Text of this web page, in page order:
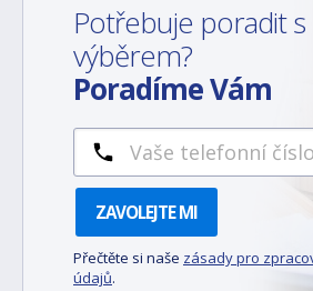
Potřebuje poradit s
výběrem?
Poradíme Vám
ZAVOLEJTE MI
Přečtěte si naše zásady pro
údajů.